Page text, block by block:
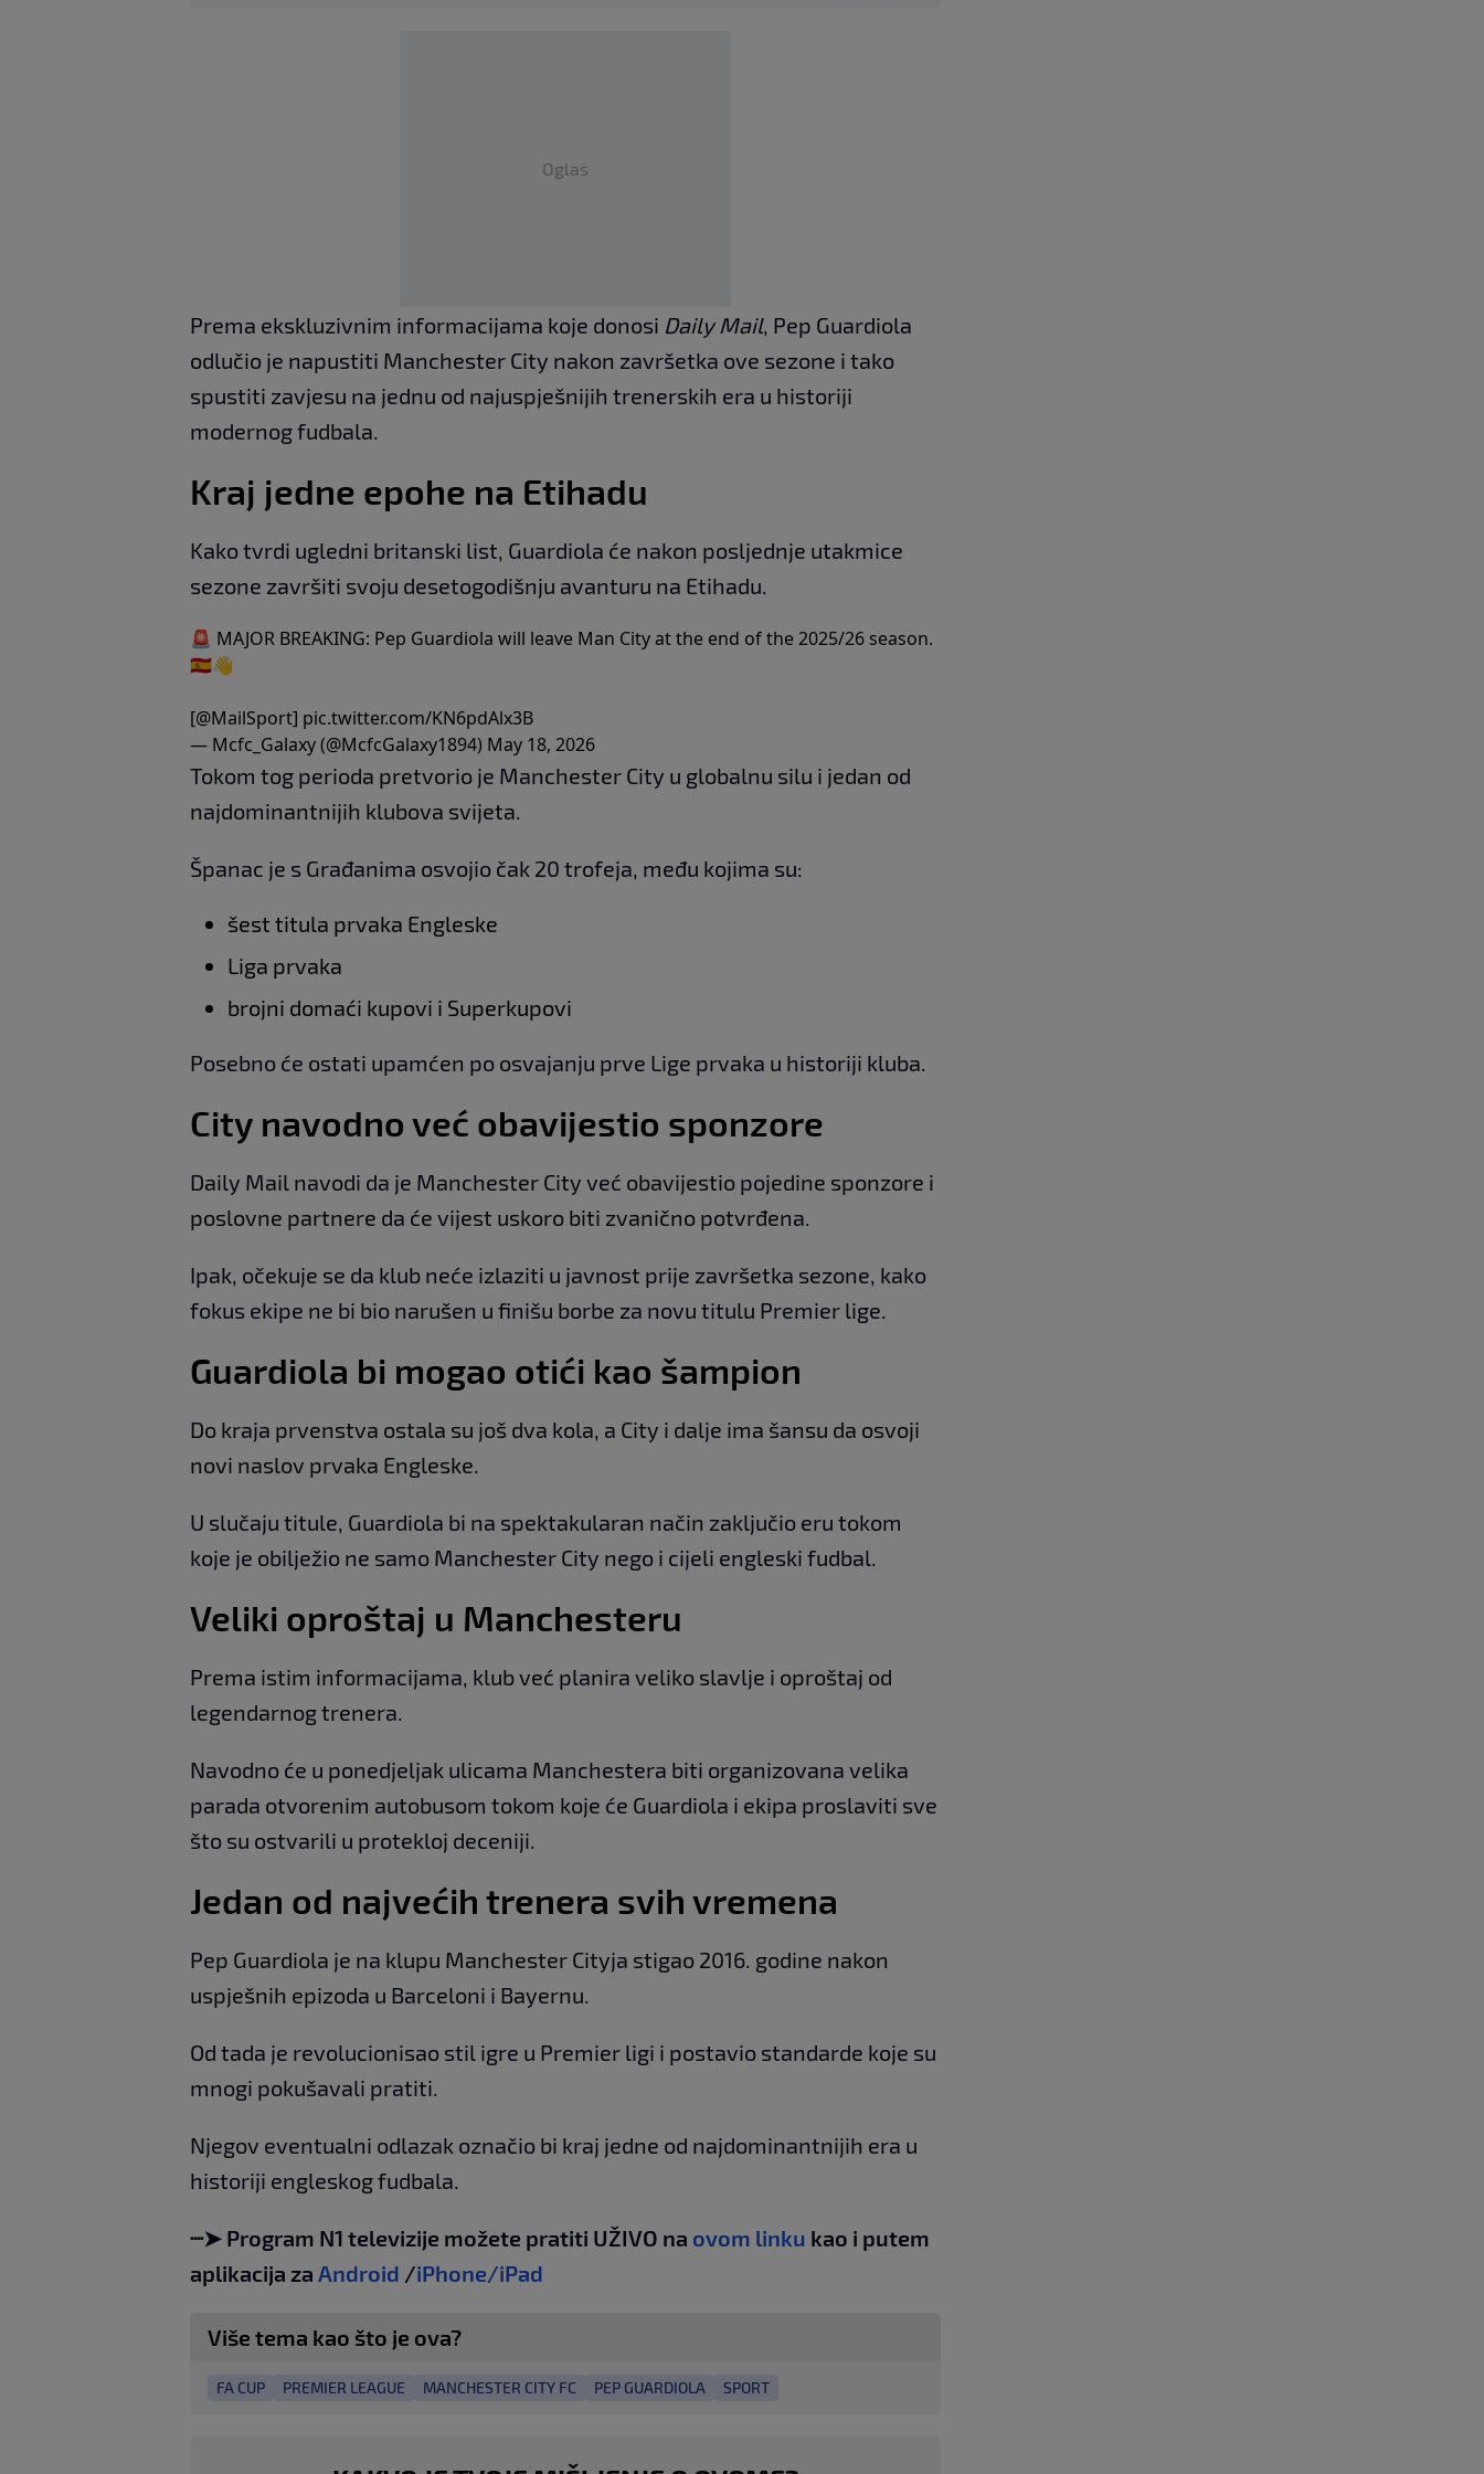
Oglas
Prema ekskluzivnim informacijama koje donosi Daily Mail, Pep Guardiola
odlučio je napustiti Manchester City nakon završetka ove sezone i tako
spustiti zavjesu na jednu od najuspješnijih trenerskih era u historiji
modernog fudbala.
Kraj jedne epohe na Etihadu
Kako tvrdi ugledni britanski list, Guardiola će nakon posljednje utakmice
sezone završiti svoju desetogodišnju avanturu na Etihadu.
🚨 MAJOR BREAKING: Pep Guardiola will leave Man City at the end of the 2025/26 season.
🇪🇸👋
[@MailSport] pic.twitter.com/KN6pdAlx3B
— Mcfc_Galaxy (@McfcGalaxy1894) May 18, 2026
Tokom tog perioda pretvorio je Manchester City u globalnu silu i jedan od
najdominantnijih klubova svijeta.
Španac je s Građanima osvojio čak 20 trofeja, među kojima su:
šest titula prvaka Engleske
Liga prvaka
brojni domaći kupovi i Superkupovi
Posebno će ostati upamćen po osvajanju prve Lige prvaka u historiji kluba.
City navodno već obavijestio sponzore
Daily Mail navodi da je Manchester City već obavijestio pojedine sponzore i
poslovne partnere da će vijest uskoro biti zvanično potvrđena.
Ipak, očekuje se da klub neće izlaziti u javnost prije završetka sezone, kako
fokus ekipe ne bi bio narušen u finišu borbe za novu titulu Premier lige.
Guardiola bi mogao otići kao šampion
Do kraja prvenstva ostala su još dva kola, a City i dalje ima šansu da osvoji
novi naslov prvaka Engleske.
U slučaju titule, Guardiola bi na spektakularan način zaključio eru tokom
koje je obilježio ne samo Manchester City nego i cijeli engleski fudbal.
Veliki oproštaj u Manchesteru
Prema istim informacijama, klub već planira veliko slavlje i oproštaj od
legendarnog trenera.
Navodno će u ponedjeljak ulicama Manchestera biti organizovana velika
parada otvorenim autobusom tokom koje će Guardiola i ekipa proslaviti sve
što su ostvarili u protekloj deceniji.
Jedan od najvećih trenera svih vremena
Pep Guardiola je na klupu Manchester Cityja stigao 2016. godine nakon
uspješnih epizoda u Barceloni i Bayernu.
Od tada je revolucionisao stil igre u Premier ligi i postavio standarde koje su
mnogi pokušavali pratiti.
Njegov eventualni odlazak označio bi kraj jedne od najdominantnijih era u
historiji engleskog fudbala.
┈➤ Program N1 televizije možete pratiti UŽIVO na ovom linku kao i putem
aplikacija za Android /iPhone/iPad
Više tema kao što je ova?
FA CUP PREMIER LEAGUE MANCHESTER CITY FC PEP GUARDIOLA SPORT